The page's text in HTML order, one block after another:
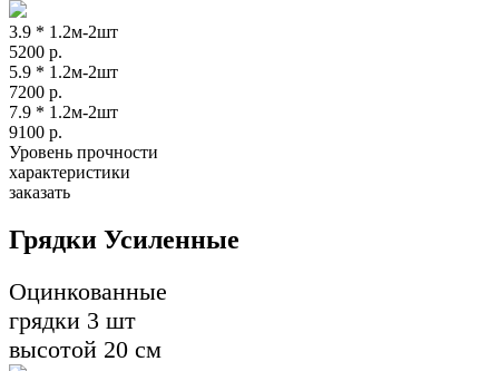
3.9 * 1.2м-2шт
5200 р.
5.9 * 1.2м-2шт
7200 р.
7.9 * 1.2м-2шт
9100 р.
Уровень прочности
характеристики
заказать
Грядки Усиленные
Оцинкованные
грядки 3 шт
высотой 20 см